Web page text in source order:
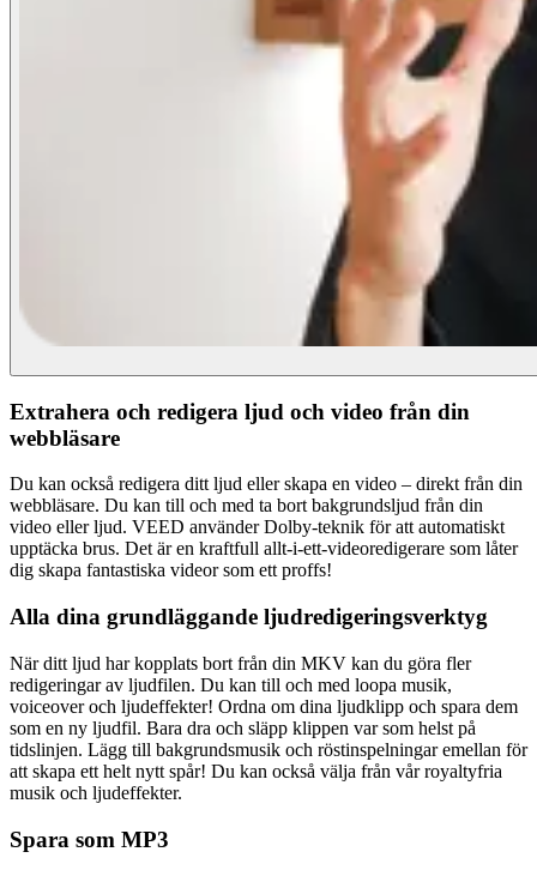
Extrahera och redigera ljud och video från din
webbläsare
Du kan också redigera ditt ljud eller skapa en video – direkt från din
webbläsare. Du kan till och med ta bort bakgrundsljud från din
video eller ljud. VEED använder Dolby-teknik för att automatiskt
upptäcka brus. Det är en kraftfull allt-i-ett-videoredigerare som låter
dig skapa fantastiska videor som ett proffs!
Alla dina grundläggande ljudredigeringsverktyg
När ditt ljud har kopplats bort från din MKV kan du göra fler
redigeringar av ljudfilen. Du kan till och med loopa musik,
voiceover och ljudeffekter! Ordna om dina ljudklipp och spara dem
som en ny ljudfil. Bara dra och släpp klippen var som helst på
tidslinjen. Lägg till bakgrundsmusik och röstinspelningar emellan för
att skapa ett helt nytt spår! Du kan också välja från vår royaltyfria
musik och ljudeffekter.
Spara som MP3